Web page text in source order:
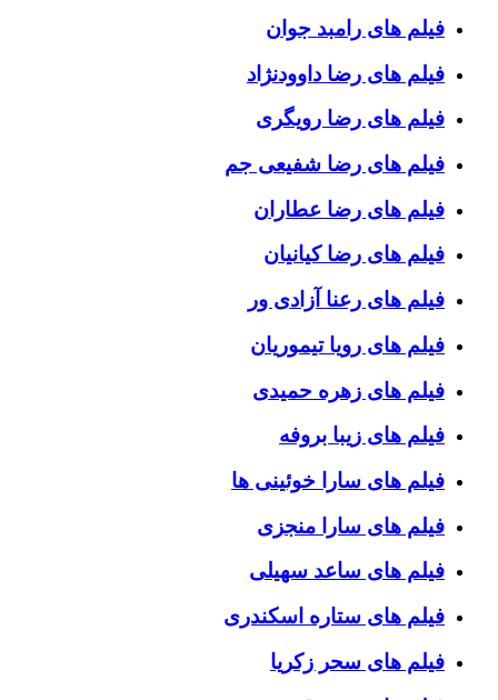
فیلم های رامبد جوان
فیلم های رضا داوودنژاد
فیلم های رضا رویگری
فیلم های رضا شفیعی جم
فیلم های رضا عطاران
فیلم های رضا کیانیان
فیلم های رعنا آزادی ور
فیلم های رویا تیموریان
فیلم های زهره حمیدی
فیلم های زیبا بروفه
فیلم های سارا خوئینی ها
فیلم های سارا منجزی
فیلم های ساعد سهیلی
فیلم های ستاره اسکندری
فیلم های سحر زکریا